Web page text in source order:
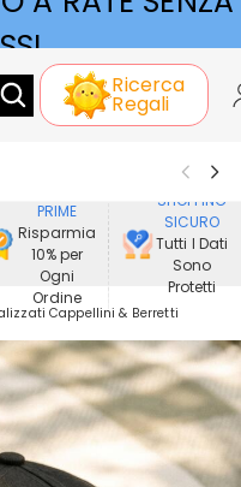
A RATE SENZA
Ricerca
Regali
Nuovi
PRIME
Risparmia
10% per
Ogni
Ordine
SHOPPING
SICURO
Tutti I Dati
Sono
Protetti
Cappellini & Berretti